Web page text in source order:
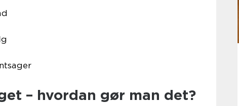
– hvordan gør man det?